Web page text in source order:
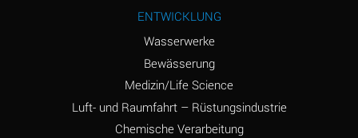
Ammonium Phosphate
A
Ammonium Sulfate
(Aqueous)
ENTWICKLUNG
Wasserwerke
Bewässerung
Medizin/Life Science
Luft- und Raumfahrt – Rüstungsindustrie
Chemische Verarbeitung